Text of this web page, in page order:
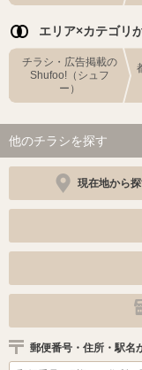
エリア×カテゴリ
チラシ・広告掲載の
Shufoo!（シュフ
ー）
他のチラシを探す
現在地から
郵便番号・住所・駅名